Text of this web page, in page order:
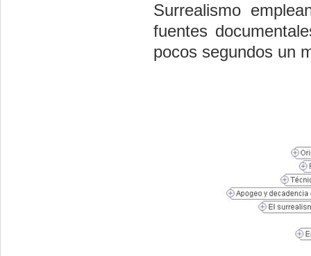
Surrealismo
fuentes
pocos segundos un